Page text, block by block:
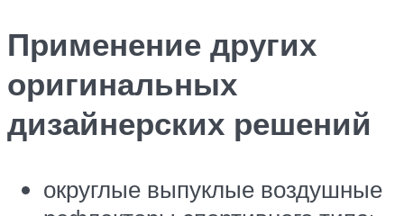
Применение других
оригинальных
дизайнерских решений
округлые выпуклые воздушные